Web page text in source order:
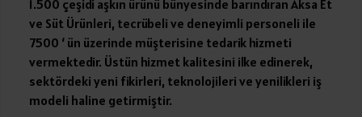
1.500 çeşidi aşkın ürünü bünyesinde barındıran Aksa Et
ve Süt Ürünleri, tecrübeli ve deneyimli personeli ile
7500 ‘ ün üzerinde müşterisine tedarik hizmeti
vermektedir. Üstün hizmet kalitesini ilke edinerek,
sektördeki yeni fikirleri, teknolojileri ve yenilikleri iş
modeli haline getirmiştir.